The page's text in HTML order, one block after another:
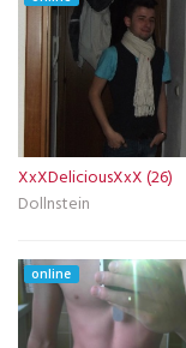
XxXDeliciousXxX (26)
Dollnstein
online